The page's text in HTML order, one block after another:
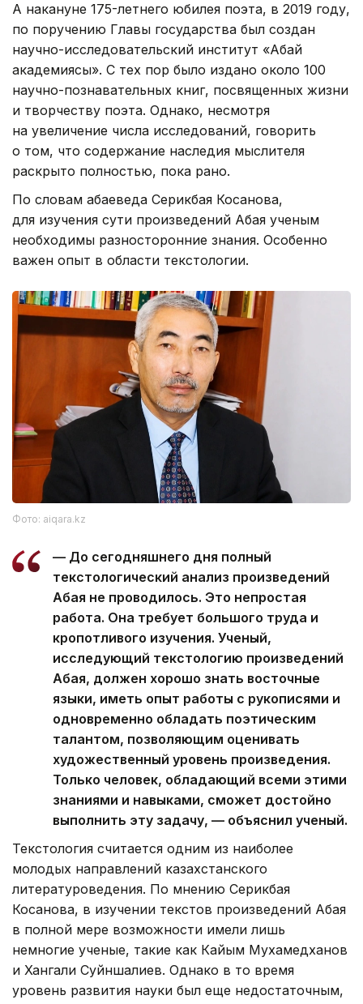
А накануне 175-летнего юбилея поэта, в 2019 году,
по поручению Главы государства был создан
научно-исследовательский институт «Абай
академиясы». С тех пор было издано около 100
научно-познавательных книг, посвященных жизни
и творчеству поэта. Однако, несмотря
на увеличение числа исследований, говорить
о том, что содержание наследия мыслителя
раскрыто полностью, пока рано.
По словам абаеведа Серикбая Косанова,
для изучения сути произведений Абая ученым
необходимы разносторонние знания. Особенно
важен опыт в области текстологии.
Фото: aiqara.kz
— До сегодняшнего дня полный
текстологический анализ произведений
Абая не проводилось. Это непростая
работа. Она требует большого труда и
кропотливого изучения. Ученый,
исследующий текстологию произведений
Абая, должен хорошо знать восточные
языки, иметь опыт работы с рукописями и
одновременно обладать поэтическим
талантом, позволяющим оценивать
художественный уровень произведения.
Только человек, обладающий всеми этими
знаниями и навыками, сможет достойно
выполнить эту задачу, — объяснил ученый.
Текстология считается одним из наиболее
молодых направлений казахстанского
литературоведения. По мнению Серикбая
Косанова, в изучении текстов произведений Абая
в полной мере возможности имели лишь
немногие ученые, такие как Кайым Мухамедханов
и Хангали Суйншалиев. Однако в то время
уровень развития науки был еще недостаточным,